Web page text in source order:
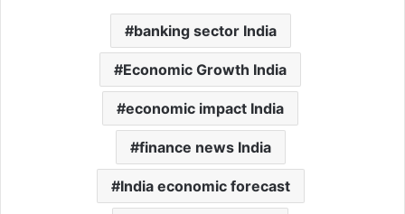
banking sector India
Economic Growth India
economic impact India
finance news India
India economic forecast